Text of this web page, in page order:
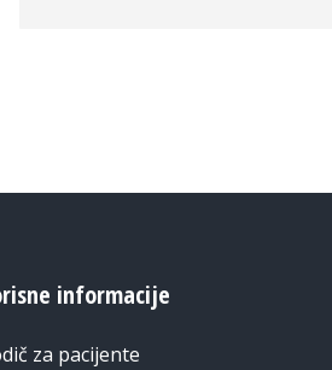
informacije
za pacijente